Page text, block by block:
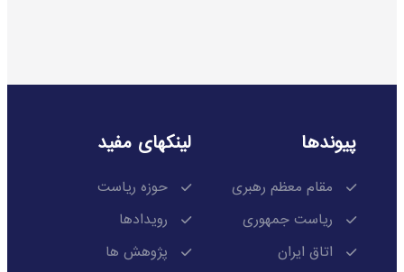
پیوندها
مقام معظم رهبری
ریاست جمهوری
اتاق ایران
لینکهای مفید
حوزه ریاست
رویدادها
پژوهش ها